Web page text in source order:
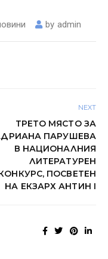
by admin
NEXT
ТРЕТО МЯСТО ЗА
ПАРУШЕВА
В НАЦИОНАЛНИЯ
ЛИТЕРАТУРЕН
ПОСВЕТЕН
НА ЕКЗАРХ АНТИН I